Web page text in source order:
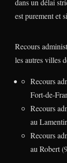
dans un délai
est purement et
Recours
les autres villes
Recours
Fort-de-
Recours
au
Recours
au Robert